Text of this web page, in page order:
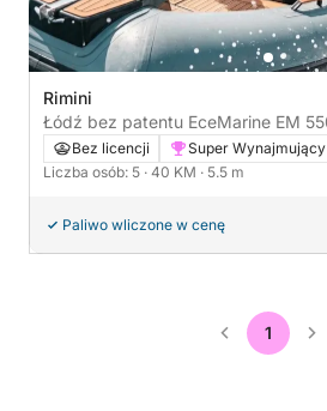
Rimini
Bez licencji
Super Wynajmujący
Liczba osób: 5 · 40 KM · 5.5 m
Paliwo wliczone w cenę
1